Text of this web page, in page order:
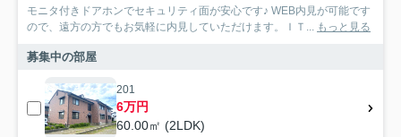
モニタ付きドアホンでセキュリティ面が安心です♪ WEB内見が可能です
ので、遠方の方でもお気軽に内見していただけます。ＩＴ... もっと見る
募集中の部屋
201
6万円
60.00㎡ (2LDK)